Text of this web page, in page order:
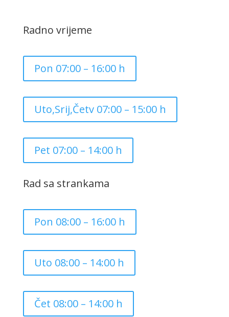
Radno vrijeme
Pon 07:00 – 16:00 h
Uto,Srij,Četv 07:00 – 15:00 h
Pet 07:00 – 14:00 h
Rad sa strankama
Pon 08:00 – 16:00 h
Uto 08:00 – 14:00 h
Čet 08:00 – 14:00 h